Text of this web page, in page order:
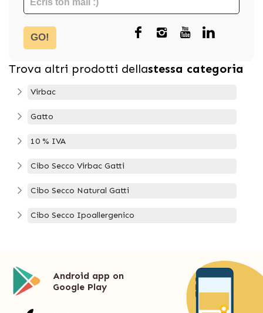
GO!
Trova altri prodotti dellastessa categoria
Virbac
Gatto
10 % IVA
Cibo Secco Virbac Gatti
Cibo Secco Natural Gatti
Cibo Secco Ipoallergenico
Android app on
Google Play